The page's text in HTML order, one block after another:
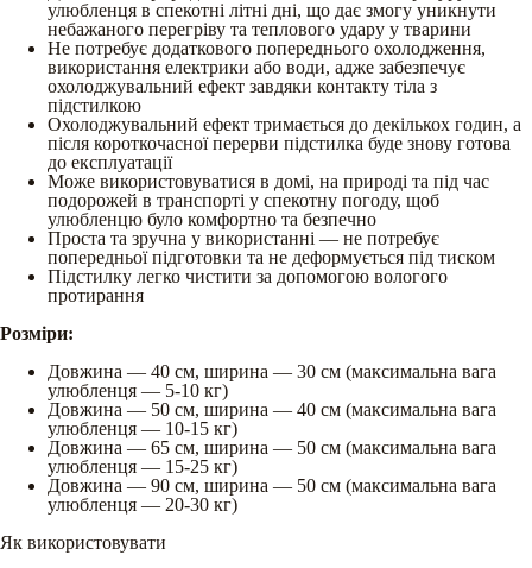
улюбленця в спекотні літні дні, що дає змогу уникнути
небажаного перегріву та теплового удару у тварини
Не потребує додаткового попереднього охолодження,
використання електрики або води, адже забезпечує
охолоджувальний ефект завдяки контакту тіла з
підстилкою
Охолоджувальний ефект тримається до декількох годин, а
після короткочасної перерви підстилка буде знову готова
до експлуатації
Може використовуватися в домі, на природі та під час
подорожей в транспорті у спекотну погоду, щоб
улюбленцю було комфортно та безпечно
Проста та зручна у використанні — не потребує
попередньої підготовки та не деформується під тиском
Підстилку легко чистити за допомогою вологого
протирання
Розміри:
Довжина — 40 см, ширина — 30 см (максимальна вага
улюбленця — 5-10 кг)
Довжина — 50 см, ширина — 40 см (максимальна вага
улюбленця — 10-15 кг)
Довжина — 65 см, ширина — 50 см (максимальна вага
улюбленця — 15-25 кг)
Довжина — 90 см, ширина — 50 см (максимальна вага
улюбленця — 20-30 кг)
Як використовувати